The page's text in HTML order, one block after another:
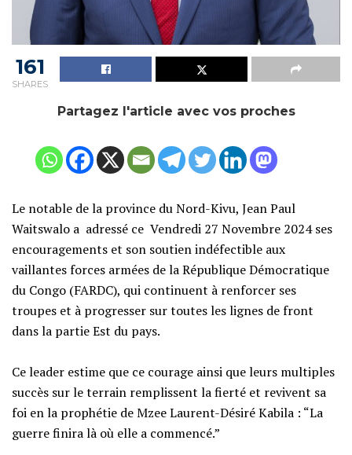
161
SHARES
Partagez l'article avec vos proches
Le notable de la province du Nord-Kivu, Jean Paul
Waitswalo a adressé ce Vendredi 27 Novembre 2024 ses
encouragements et son soutien indéfectible aux
vaillantes forces armées de la République Démocratique
du Congo (FARDC), qui continuent à renforcer ses
troupes et à progresser sur toutes les lignes de front
dans la partie Est du pays.
‎Ce leader estime que ce courage ainsi que leurs multiples
succès sur le terrain remplissent la fierté et revivent sa
foi en la prophétie de Mzee Laurent-Désiré Kabila : “La
guerre finira là où elle a commencé.”